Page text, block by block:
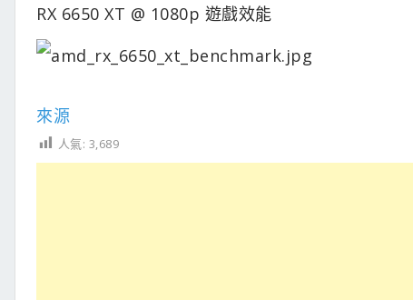
RX 6650 XT @ 1080p 遊戲效能
來源
人氣: 3,689